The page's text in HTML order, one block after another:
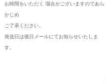
お時間をいただく 場合がございますのであら
かじめ
ご了承ください。
発送日は後日メールにてお知らせいたしま
す。